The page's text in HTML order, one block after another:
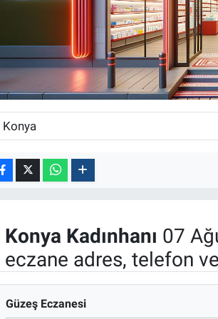
Konya Kadınhanı 07
eczane adres, telefon
Güzeş Eczanesi